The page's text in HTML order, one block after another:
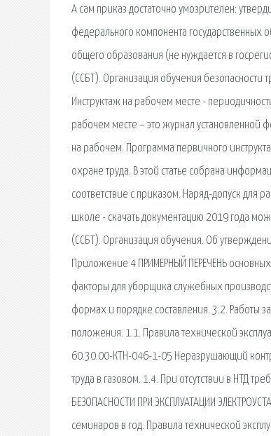
А сам приказ достаточно умозрителен:
федерального компонента государственных
общего образования (не нуждается в
(ССБТ). Организация обучения
Инструктаж на рабочем месте -
рабочем месте – это журнал установленной
на рабочем. Программа первичного
охране труда. В этой статье собрана
соответствие с приказом. Наряд-допуск для
школе - скачать документацию 2019 года
(ССБТ). Организация обучения. Об
Приложение 4 ПРИМЕРНЫЙ ПЕРЕЧЕНЬ
факторы для уборщика служебных
формах и порядке составления. 3.2. Работы
положения. 1.1. Правила технической
60.30.00-КТН-046-1-05 Неразрушающий
труда в газовом. 1.4. При отсутствии в НТД
БЕЗОПАСНОСТИ ПРИ ЭКСПЛУАТАЦИИ
семинаров в год. Правила технической